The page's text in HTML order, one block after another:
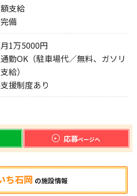
支給
備
1万5000円
勤OK（駐車場代／無料、ガソリ
給）
援制度あり
応募ページへ
ち石岡 の施設情報